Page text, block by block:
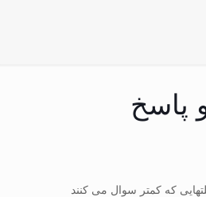
پاسخ
که کمتر سوال می کنند